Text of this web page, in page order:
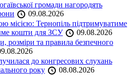
громади нагородять
09.08.2026
місією: Тернопіль підтримуватиме
кошти для ЗСУ
09.08.2026
розміри та правила безпечного
до конгресових слухань
року
08.08.2026